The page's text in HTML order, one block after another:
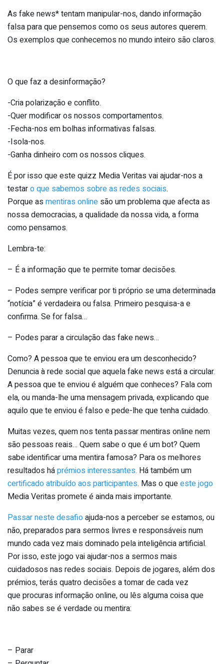
As fake news* tentam manipular-nos, dando informação
falsa para que pensemos como os seus autores querem.
Os exemplos que conhecemos no mundo inteiro são claros.
O que faz a desinformação?
-Cria polarização e conflito.
-Quer modificar os nossos comportamentos.
-Fecha-nos em bolhas informativas falsas.
-Isola-nos.
-Ganha dinheiro com os nossos cliques.
É por isso que este quizz Media Veritas vai ajudar-nos a
testaro que sabemos sobre as redes sociais.
Porque asmentiras online são um problema que afecta as
nossa democracias, a qualidade da nossa vida, a forma
como pensamos.
Lembra-te:
– É a informação que te permite tomar decisões.
– Podes sempre verificar por ti próprio se uma determinada
“notícia” é verdadeira ou falsa. Primeiro pesquisa-a e
confirma. Se for falsa…
– Podes parar a circulação das fake news…
Como? A pessoa que te enviou era um desconhecido?
Denuncia à rede social que aquela fake news está a circular.
A pessoa que te enviou é alguém que conheces? Fala com
ela, ou manda-lhe uma mensagem privada, explicando que
aquilo que te enviou é falso e pede-lhe que tenha cuidado.
Muitas vezes, quem nos tenta passar mentiras online nem
são pessoas reais… Quem sabe o que é um bot? Quem
sabe identificar uma mentira famosa? Para os melhores
resultados háprémios interessantes. Há também um
certificado atribuído aos participantes. Mas o queeste jogo
Media Veritas promete é ainda mais importante.
Passar neste desafioajuda-nos a perceber se estamos, ou
não, preparados para sermos livres e responsáveis num
mundo cada vez mais dominado pela inteligência artificial.
Por isso, este jogo vai ajudar-nos a sermos mais
cuidadosos nas redes sociais. Depois de jogares, além dos
prémios, terás quatro decisões a tomar de cada vez
que procuras informação online, ou lês alguma coisa que
não sabes se é verdade ou mentira:
– Parar